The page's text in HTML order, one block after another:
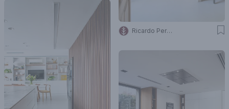
Ricardo Pereyra Iraola